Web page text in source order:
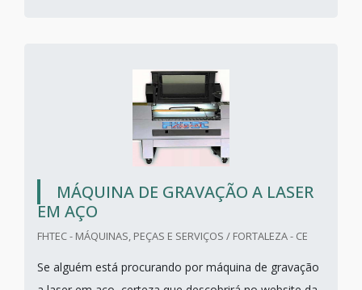
MÁQUINA DE GRAVAÇÃO A LASER
EM AÇO
FHTEC - MÁQUINAS, PEÇAS E SERVIÇOS / FORTALEZA - CE
Se alguém está procurando por máquina de gravação